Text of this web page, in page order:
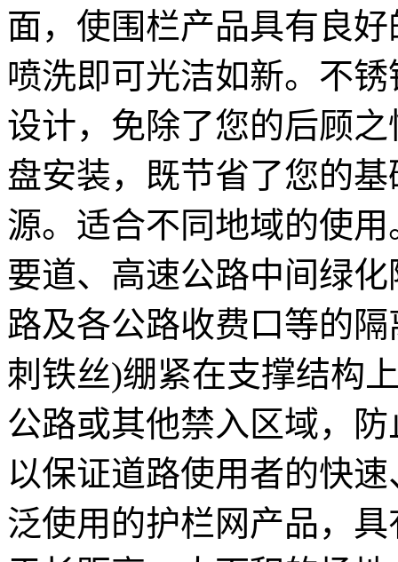
面，使围栏产品具有良
喷洗即可光洁如新。不
设计，免除了您的后顾
盘安装，既节省了您的
源。适合不同地域的使
要道、高速公路中间绿
路及各公路收费口等的
刺铁丝)绷紧在支撑结构
公路或其他禁入区域，
以保证道路使用者的快
泛使用的护栏网产品，